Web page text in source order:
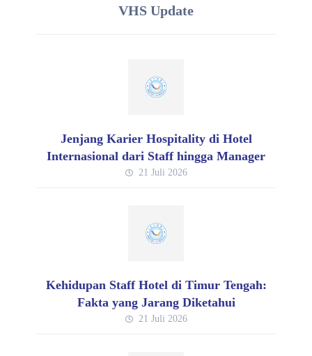
VHS Update
Jenjang Karier Hospitality di Hotel
Internasional dari Staff hingga Manager
21 Juli 2026
Kehidupan Staff Hotel di Timur Tengah:
Fakta yang Jarang Diketahui
21 Juli 2026